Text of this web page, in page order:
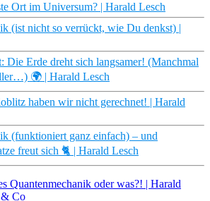
Ort im Universum? | Harald Lesch
(ist nicht so verrückt, wie Du denkst) |
Die Erde dreht sich langsamer! (Manchmal
🌍 | Harald Lesch
haben wir nicht gerechnet! | Harald
(funktioniert ganz einfach) – und
freut sich 🐈 | Harald Lesch
Quantenmechanik oder was?! | Harald
& Co